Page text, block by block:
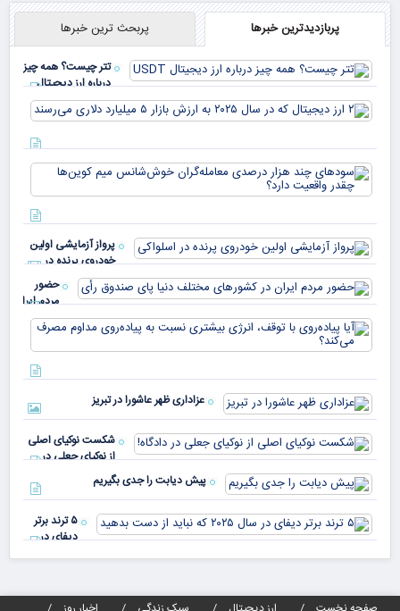
پربازدیدترین خبرها پربحث ترین خبرها
تتر چیست؟ همه چیز
درباره ارز دیجیتال
USDT
پرواز آزمایشی اولین
خودروی پرنده در
اسلواکی
حضور
مردم ایران
در
کشورهای
مختلف
دنیا پای
صندوق
عزاداری ظهر عاشورا در تبریز
شکست نوکیای اصلی
از نوکیای جعلی در
دادگاه!
پیش دیابت را جدی بگیریم
۵ ترند برتر
دیفای در